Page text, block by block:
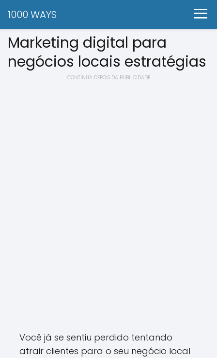
1000 WAYS
Marketing digital para
negócios locais estratégias
CONTINUA DEPOIS DA PUBLICIDADE
Você já se sentiu perdido tentando
atrair clientes para o seu negócio local